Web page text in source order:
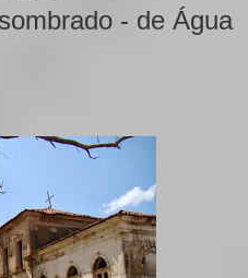
- de Água